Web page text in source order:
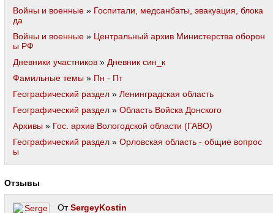
Войны и военные » Госпитали, медсанбаты, эвакуация, блока
да
Войны и военные » Центральный архив Министерства оборон
ы РФ
Дневники участников » Дневник син_к
Фамильные темы » Пн - Пт
Географический раздел » Ленинградская область
Географический раздел » Область Войска Донского
Архивы » Гос. архив Вологодской области (ГАВО)
Географический раздел » Орловская область - общие вопрос
ы
Отзывы
ОтSergeyKostin